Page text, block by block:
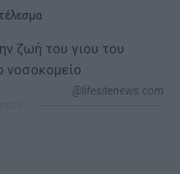
@lifesitenews.com